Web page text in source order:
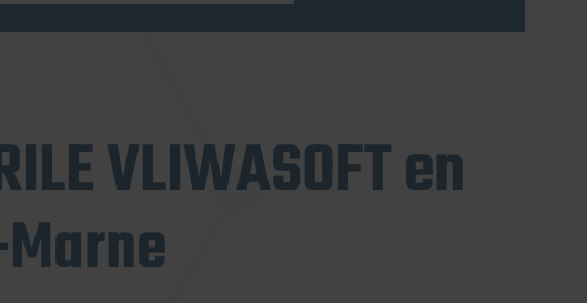
VLIWASOFT en